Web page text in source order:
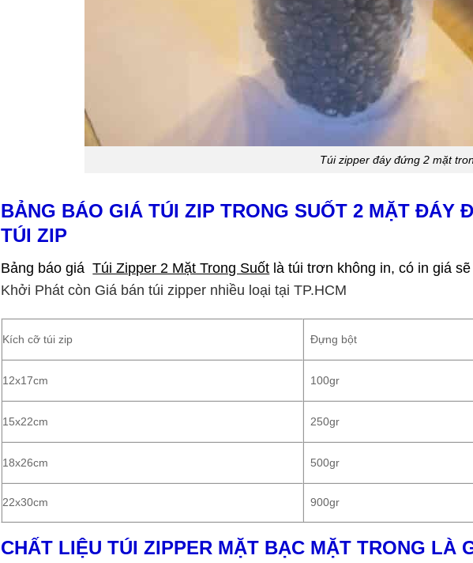
Túi zipper đáy đứng 2 mặt
BẢNG BÁO GIÁ TÚI ZIP TRONG SUỐT 2 MẶT ĐÁY
TÚI ZIP
Bảng báo giáTúi Zipper 2 Mặt Trong Suốt là túi trơn không in, có in giá
Khởi Phát còn Giá bán túi zipper nhiều loại tại TP.HCM
Kích cỡ túi zip Đựng bột
12x17cm 100gr
15x22cm 250gr
18x26cm 500gr
22x30cm 900gr
CHẤT LIỆU TÚI ZIPPER MẶT BẠC MẶT TRONG LÀ